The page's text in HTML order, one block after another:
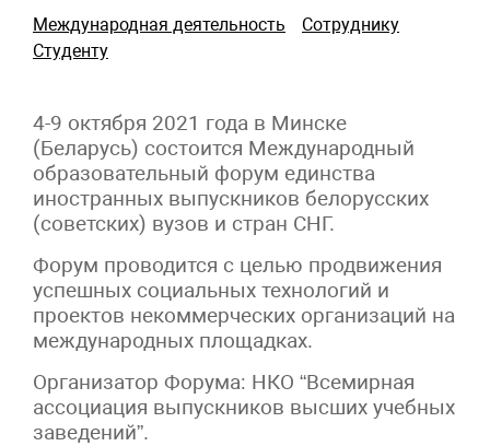
Международная деятельность
Сотруднику
Студенту
4-9 октября 2021 года в Минске
(Беларусь) состоится Международный
образовательный форум единства
иностранных выпускников белорусских
(советских) вузов и стран СНГ.
Форум проводится с целью продвижения
успешных социальных технологий и
проектов некоммерческих организаций на
международных площадках.
Организатор Форума: НКО “Всемирная
ассоциация выпускников высших учебных
заведений”.